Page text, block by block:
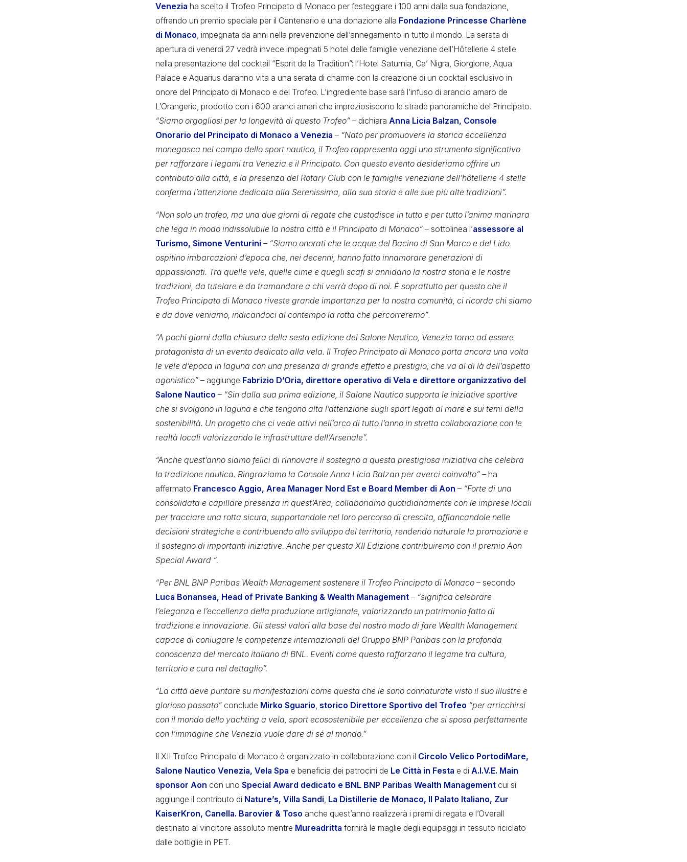
Venezia ha scelto il Trofeo Principato di Monaco per festeggiare i 100 anni dalla sua fondazione,
offrendo un premio speciale per il Centenario e una donazione alla Fondazione Princesse Charlène
di Monaco , impegnata da anni nella prevenzione dell’annegamento in tutto il mondo. La serata di
apertura di venerdì 27 vedrà invece impegnati 5 hotel delle famiglie veneziane dell’Hôtellerie 4 stelle
nella presentazione del cocktail “Esprit de la Tradition”: l’Hotel Saturnia, Ca’ Nigra, Giorgione, Aqua
Palace e Aquarius daranno vita a una serata di charme con la creazione di un cocktail esclusivo in
onore del Principato di Monaco e del Trofeo. L’ingrediente base sarà l’infuso di arancio amaro de
L’Orangerie, prodotto con i 600 aranci amari che impreziosiscono le strade panoramiche del Principato.
“Siamo orgogliosi per la longevità di questo Trofeo” – dichiara Anna Licia Balzan, Console
Onorario del Principato di Monaco a Venezia – “Nato per promuovere la storica eccellenza
monegasca nel campo dello sport nautico, il Trofeo rappresenta oggi uno strumento significativo
per rafforzare i legami tra Venezia e il Principato. Con questo evento desideriamo offrire un
contributo alla città, e la presenza del Rotary Club con le famiglie veneziane dell’hôtellerie 4 stelle
conferma l’attenzione dedicata alla Serenissima, alla sua storia e alle sue più alte tradizioni”.
“Non solo un trofeo, ma una due giorni di regate che custodisce in tutto e per tutto l’anima marinara
che lega in modo indissolubile la nostra città e il Principato di Monaco” – sottolinea l’assessore al
Turismo, Simone Venturini – “Siamo onorati che le acque del Bacino di San Marco e del Lido
ospitino imbarcazioni d’epoca che, nei decenni, hanno fatto innamorare generazioni di
appassionati. Tra quelle vele, quelle cime e quegli scafi si annidano la nostra storia e le nostre
tradizioni, da tutelare e da tramandare a chi verrà dopo di noi. È soprattutto per questo che il
Trofeo Principato di Monaco riveste grande importanza per la nostra comunità, ci ricorda chi siamo
e da dove veniamo, indicandoci al contempo la rotta che percorreremo”.
“A pochi giorni dalla chiusura della sesta edizione del Salone Nautico, Venezia torna ad essere
protagonista di un evento dedicato alla vela. Il Trofeo Principato di Monaco porta ancora una volta
le vele d’epoca in laguna con una presenza di grande effetto e prestigio, che va al di là dell’aspetto
agonistico” – aggiunge Fabrizio D’Oria, direttore operativo di Vela e direttore organizzativo del
Salone Nautico – “Sin dalla sua prima edizione, il Salone Nautico supporta le iniziative sportive
che si svolgono in laguna e che tengono alta l’attenzione sugli sport legati al mare e sui temi della
sostenibilità. Un progetto che ci vede attivi nell’arco di tutto l’anno in stretta collaborazione con le
realtà locali valorizzando le infrastrutture dell’Arsenale”.
“Anche quest’anno siamo felici di rinnovare il sostegno a questa prestigiosa iniziativa che celebra
la tradizione nautica. Ringraziamo la Console Anna Licia Balzan per averci coinvolto” –ha
affermato Francesco Aggio, Area Manager Nord Est e Board Member di Aon – “Forte di una
consolidata e capillare presenza in quest’Area, collaboriamo quotidianamente con le imprese locali
per tracciare una rotta sicura, supportandole nel loro percorso di crescita, affiancandole nelle
decisioni strategiche e contribuendo allo sviluppo del territorio, rendendo naturale la promozione e
il sostegno di importanti iniziative. Anche per questa XII Edizione contribuiremo con il premio Aon
Special Award “.
“Per BNL BNP Paribas Wealth Management sostenere il Trofeo Principato di Monaco – secondo
Luca Bonansea, Head of Private Banking & Wealth Management – “significa celebrare
l’eleganza e l’eccellenza della produzione artigianale, valorizzando un patrimonio fatto di
tradizione e innovazione. Gli stessi valori alla base del nostro modo di fare Wealth Management
capace di coniugare le competenze internazionali del Gruppo BNP Paribas con la profonda
conoscenza del mercato italiano di BNL. Eventi come questo rafforzano il legame tra cultura,
territorio e cura nel dettaglio”.
“La città deve puntare su manifestazioni come questa che le sono connaturate visto il suo illustre e
glorioso passato” conclude Mirko Sguario storico Direttore Sportivo del Trofeo “per arricchirsi
con il mondo dello yachting a vela, sport ecosostenibile per eccellenza che si sposa perfettamente
con l’immagine che Venezia vuole dare di sé al mondo.”
Il XII Trofeo Principato di Monaco è organizzato in collaborazione con il Circolo Velico PortodiMare,
Salone Nautico Venezia, Vela Spa e beneficia dei patrocini de Le Città in Festa e di A.I.V.E. Main
sponsor Aon con uno Special Award dedicato e BNL BNP Paribas Wealth Management cui si
aggiunge il contributo di Nature’s, Villa Sandi La Distillerie de Monaco, Il Palato Italiano, Zur
KaiserKron, Canella. Barovier & Toso anche quest’anno realizzerà i premi di regata e l’Overall
destinato al vincitore assoluto mentre Mureadritta fornirà le maglie degli equipaggi in tessuto riciclato
dalle bottiglie in PET.